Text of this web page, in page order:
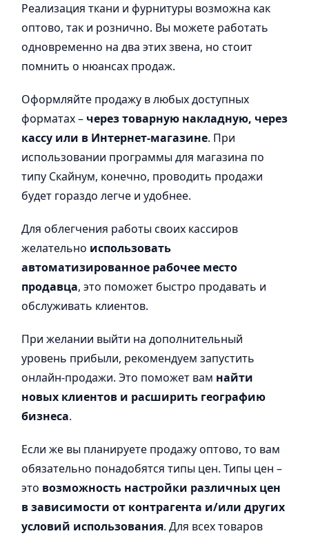
Реализация ткани и фурнитуры возможна как
оптово, так и рознично. Вы можете работать
одновременно на два этих звена, но стоит
помнить о нюансах продаж.
Оформляйте продажу в любых доступных
форматах – через товарную накладную, через
кассу или в Интернет-магазине. При
использовании программы для магазина по
типу Скайнум, конечно, проводить продажи
будет гораздо легче и удобнее.
Для облегчения работы своих кассиров
желательно использовать
автоматизированное рабочее место
продавца, это поможет быстро продавать и
обслуживать клиентов.
При желании выйти на дополнительный
уровень прибыли, рекомендуем запустить
онлайн-продажи. Это поможет вам найти
новых клиентов и расширить географию
бизнеса.
Если же вы планируете продажу оптово, то вам
обязательно понадобятся типы цен. Типы цен –
это возможность настройки различных цен
в зависимости от контрагента и/или других
условий использования. Для всех товаров